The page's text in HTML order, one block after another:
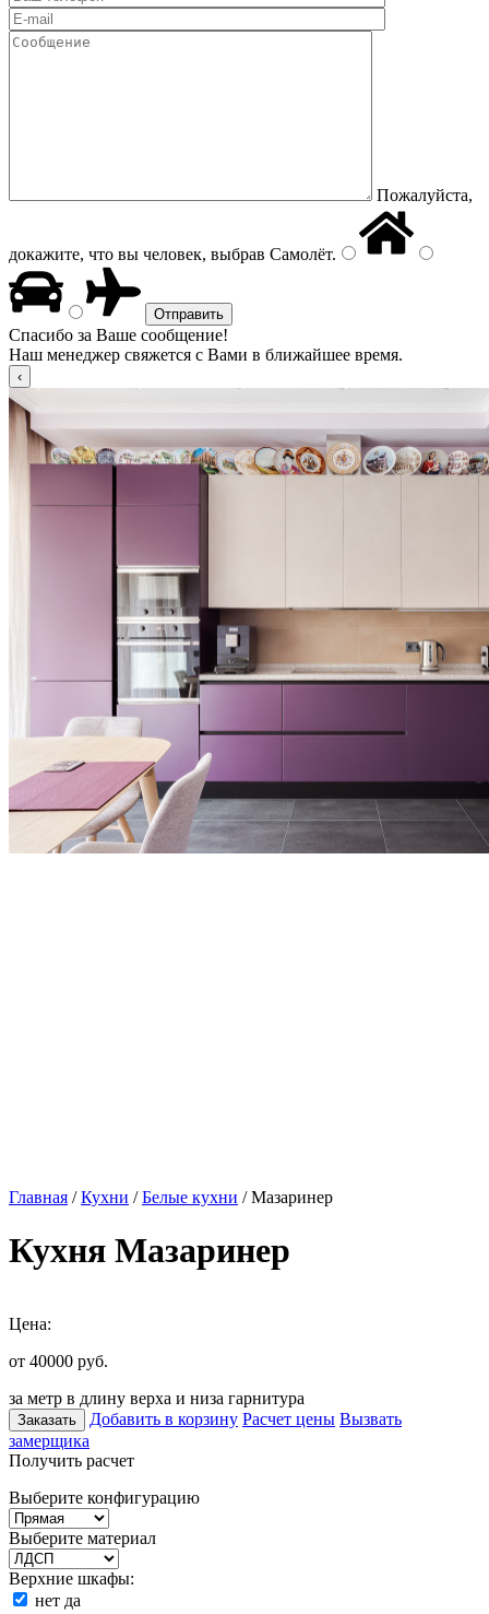
Пожалуйста,
докажите, что вы человек, выбрав Самолёт.
Спасибо за Ваше сообщение!
Наш менеджер свяжется с Вами в ближайшее время.
Главная /Кухни /Белые кухни / Мазаринер
Кухня Мазаринер
Цена:
от 40000 руб.
за метр в длину верха и низа гарнитура
Заказать Добавить в корзину Расчет цены Вызвать
замерщика
Получить расчет
Выберите конфигурацию
Выберите материал
Верхние шкафы:
нет да